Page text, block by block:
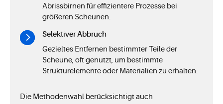
Abrissbirnen für effizientere Prozesse bei
größeren Scheunen.
Selektiver Abbruch
Gezieltes Entfernen bestimmter Teile der
Scheune, oft genutzt, um bestimmte
Strukturelemente oder Materialien zu erhalten.
Die Methodenwahl berücksichtigt auch